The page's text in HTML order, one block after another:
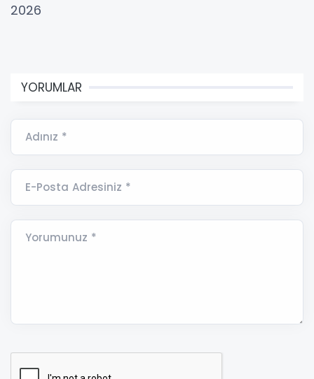
2026
YORUMLAR
Adınız *
E-Posta Adresiniz *
Yorumunuz *